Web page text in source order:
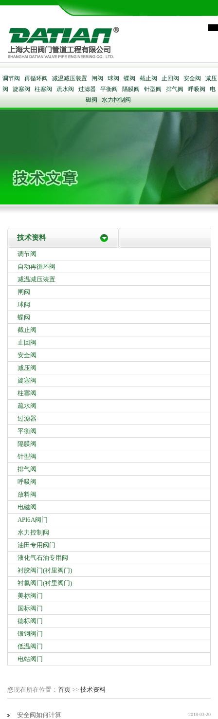
调节阀 再循环阀 减温减压装置 闸阀 球阀 蝶阀 截止阀 止回阀 安全阀
减压
阀
旋塞阀 柱塞阀 疏水阀 过滤器 平衡阀 隔膜阀 针型阀 排气阀 呼吸阀
电
磁阀
水力控制阀
技术资料
调节阀
自动再循环阀
减温减压装置
闸阀
球阀
蝶阀
截止阀
止回阀
安全阀
减压阀
旋塞阀
柱塞阀
疏水阀
过滤器
平衡阀
隔膜阀
针型阀
排气阀
呼吸阀
放料阀
电磁阀
API6A阀门
水力控制阀
油田专用阀门
液化气石油专用阀
衬胶阀门(衬里阀门)
衬氟阀门(衬里阀门)
美标阀门
国标阀门
德标阀门
锻钢阀门
低温阀门
电站阀门
您现在所在位置： 首页 >> 技术资料
安全阀如何计算 2018-03-20